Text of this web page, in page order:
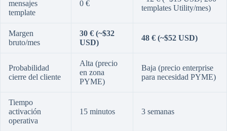
mensajes
template
0 €
templates Utility/mes)
Margen
bruto/mes
30 € (~$32
USD)
48 € (~$52 USD)
Probabilidad
cierre del cliente
Alta (precio
en zona
PYME)
Baja (precio enterprise
para necesidad PYME)
Tiempo
activación
operativa
15 minutos 3 semanas